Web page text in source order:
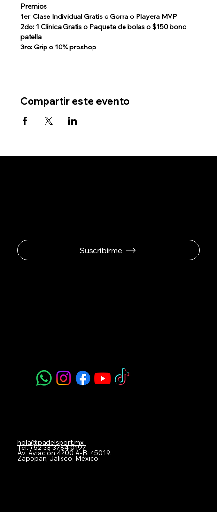
Premios
1er: Clase Individual Gratis o Gorra o Playera MVP
2do: 1 Clínica Gratis o Paquete de bolas o $150 bono
patella
3ro: Grip o 10% proshop
Compartir este evento
Suscribirme
hola@padelsport.mx
Tel.+52 33 3784 0197
Av. Aviación 4200 A-B, 45019,
Zapopan, Jalisco, México